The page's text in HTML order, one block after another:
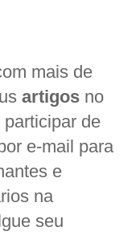
mais de
artigos no
de
e-mail para
e
na
seu